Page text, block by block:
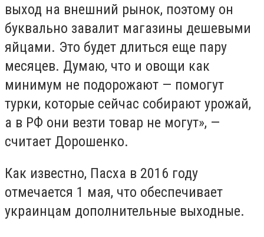
выход на внешний рынок, поэтому он
буквально завалит магазины дешевыми
яйцами. Это будет длиться еще пару
месяцев. Думаю, что и овощи как
минимум не подорожают — помогут
турки, которые сейчас собирают урожай,
а в РФ они везти товар не могут», —
считает Дорошенко.
Как известно, Пасха в 2016 году
отмечается 1 мая, что обеспечивает
украинцам дополнительные выходные.